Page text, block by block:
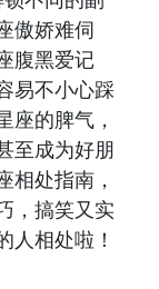
傲娇难伺
腹黑爱记
易不小心踩
座的脾气，
至成为好朋
相处指南，
，搞笑又实
人相处啦！